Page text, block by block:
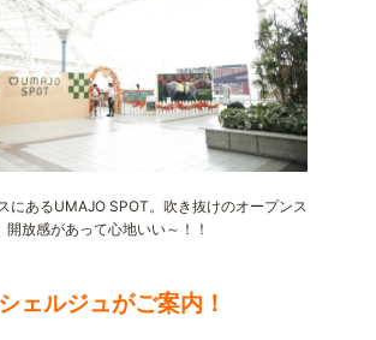
にあるUMAJO SPOT。吹き抜けのオープンス
開放感があって心地いい～！！
ェルジュがご案内！